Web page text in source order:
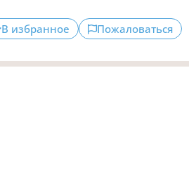
В избранное Пожаловаться